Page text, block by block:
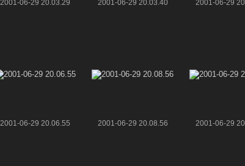
2001-06-29 20.03.29 2001-06-29 20.03.40 2001-06-29
2001-06-29 20.06.55 2001-06-29 20.08.56 2001-06-29